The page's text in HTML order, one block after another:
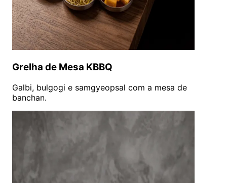
Grelha de Mesa KBBQ
Galbi, bulgogi e samgyeopsal com a mesa de
banchan.